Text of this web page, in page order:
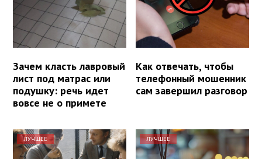
Зачем класть лавровый
лист под матрас или
подушку: речь идет
вовсе не о примете
Как отвечать, чтобы
телефонный мошенник
сам завершил разговор
ЛУЧШЕЕ ЛУЧШЕЕ